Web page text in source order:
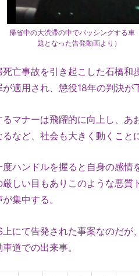
帰省中の大渋滞の中でパッシングする車
題となった告発動画より）
亡事故を引き起こした石橋
適用され、懲役18年の判決が
マナーは飛躍的に向上し、あ
など、社会も大きく動くことに
ハンドルを握ると自身の感情
しい目もありこのような悪質
集中する。
にて告発された事案なのだ
道での出来事。